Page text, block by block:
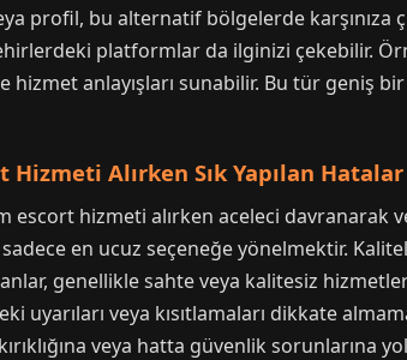
profil, bu alternatif bölgelerde karşınıza
platformlar da ilginizi çekebilir.
hizmet anlayışları sunabilir. Bu tür geniş
Hizmeti Alırken Sık Yapılan Hatalar
escort hizmeti alırken aceleci davranarak
en ucuz seçeneğe yönelmektir.
genellikle sahte veya kalitesiz
uyarıları veya kısıtlamaları dikkate
veya hatta güvenlik sorunlarına